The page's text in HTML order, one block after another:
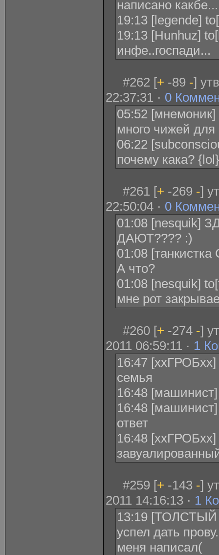
написано
19:13 [legende]
19:13 [Hunhuz]
инфе..госпади...
#262 [+ -89 -]
22:37:31 · 0
05:52 [мнемоник]
много чижей для
06:22
почему кака? {lol}
#261 [+ -269 -]
22:50:04 · 0
01:08 [nesquik]
ДАЮТ???? :)
01:08
А что?
01:08 [nesquik]
мне рот
#260 [+ -274 -]
2011 06:59:11 · 1
16:47
семья
16:48
16:48
ответ
16:48
#259 [+ -143 -]
2011 14:16:13 · 1
13:19 [ТОЛСТЫЙ
успел дать
меня написал(